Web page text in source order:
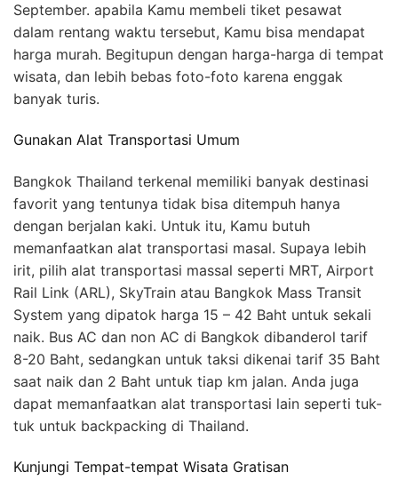
September. apabila Kamu membeli tiket pesawat
dalam rentang waktu tersebut, Kamu bisa mendapat
harga murah. Begitupun dengan harga-harga di tempat
wisata, dan lebih bebas foto-foto karena enggak
banyak turis.
Gunakan Alat Transportasi Umum
Bangkok Thailand terkenal memiliki banyak destinasi
favorit yang tentunya tidak bisa ditempuh hanya
dengan berjalan kaki. Untuk itu, Kamu butuh
memanfaatkan alat transportasi masal. Supaya lebih
irit, pilih alat transportasi massal seperti MRT, Airport
Rail Link (ARL), SkyTrain atau Bangkok Mass Transit
System yang dipatok harga 15 – 42 Baht untuk sekali
naik. Bus AC dan non AC di Bangkok dibanderol tarif
8-20 Baht, sedangkan untuk taksi dikenai tarif 35 Baht
saat naik dan 2 Baht untuk tiap km jalan. Anda juga
dapat memanfaatkan alat transportasi lain seperti tuk-
tuk untuk backpacking di Thailand.
Kunjungi Tempat-tempat Wisata Gratisan